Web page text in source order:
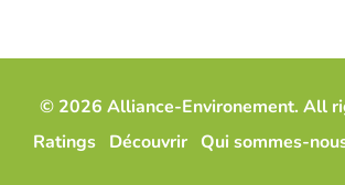
© 2026 Alliance-Environement. All
Ratings Découvrir Qui sommes-